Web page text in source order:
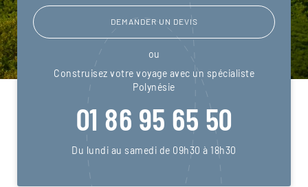
DEMANDER UN DEVIS
ou
Construisez votre voyage avec un spécialiste
Polynésie
01 86 95 65 50
Du lundi au samedi de 09h30 à 18h30